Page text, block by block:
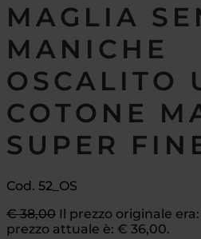
MAGLIA
MANICHE
OSCALITO
COTONE
SUPER
Cod. 52_OS
€38,00 Il prezzo originale
prezzo attuale è: € 36,00.